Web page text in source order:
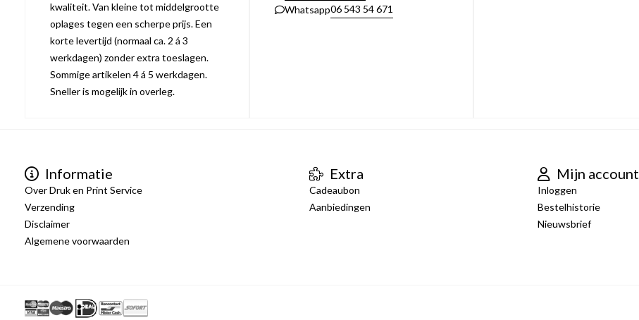
kwaliteit. Van kleine tot middelgrootte
oplages tegen een scherpe prijs. Een
korte levertijd (normaal ca. 2 á 3
werkdagen) zonder extra toeslagen.
Sommige artikelen 4 á 5 werkdagen.
Sneller is mogelijk in overleg.
Whatsapp06 543 54 671
Informatie
Over Druk en Print Service
Verzending
Disclaimer
Algemene voorwaarden
Extra
Cadeaubon
Aanbiedingen
Mijn account
Inloggen
Bestelhistorie
Nieuwsbrief